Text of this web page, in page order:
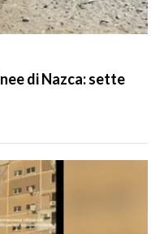
di Nazca: sette